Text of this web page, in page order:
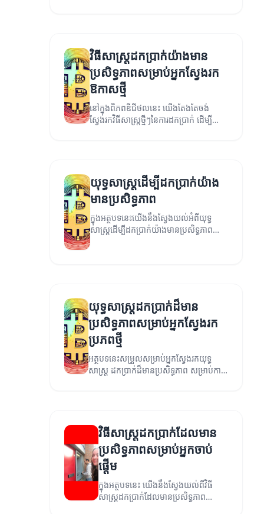
វិធីសាស្រ្តដកប្រាក់យ៉ាងមាន
ប្រសិទ្ធភាពសម្រាប់អ្នកស្វែងរក
ឱកាសថ្មី
នៅក្នុងពិភពឌីជីថលនេះ យើងតែងតែចង់
ស្វែងរកវិធីសាស្រ្តថ្មីៗនៃការដកប្រាក់ ដើម្បី
យុទ្ធសាស្ត្រដើម្បីដកប្រាក់យ៉ាង
មានប្រសិទ្ធភាព
ក្នុងអត្ថបទនេះយើងនឹងស្វែងយល់អំពីយុទ្ធ
សាស្ត្រដើម្បីដកប្រាក់យ៉ាងមានប្រសិទ្ធភាព
សម្រាប់អ្នកដែលកង្ហល់តាមអ៊ីនធឺណែត និង
យុទ្ធសាស្ត្រដកប្រាក់ដ៏មាន
ប្រសិទ្ធភាពសម្រាប់អ្នកស្វែងរក
ប្រភពថ្មី
អត្ថបទនេះសម្រួលសម្រាប់អ្នកស្វែងរកយុទ្ធ
សាស្ត្រ ដកប្រាក់ដ៏មានប្រសិទ្ធភាព សម្រាប់ការ
វិធីសាស្រ្តដកប្រាក់ដែលមាន
ប្រសិទ្ធភាពសម្រាប់អ្នកចាប់
ផ្តើម
ក្នុងអត្ថបទនេះ យើងនឹងស្វែងយល់ពីវិធី
សាស្រ្តដកប្រាក់ដែលមានប្រសិទ្ធភាព